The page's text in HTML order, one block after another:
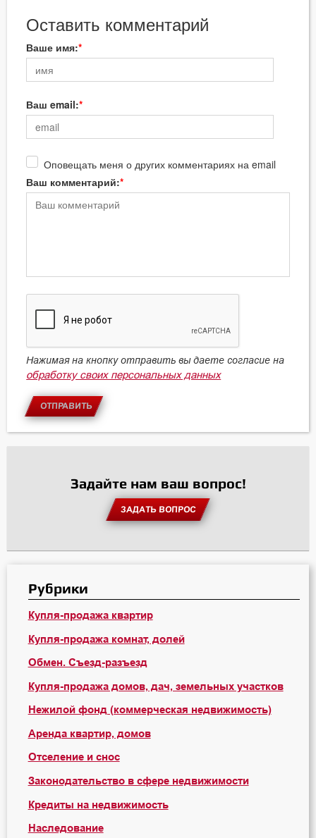
Оставить комментарий
Ваше имя:
Ваш email:
Оповещать меня о других комментариях на email
Ваш комментарий:
Нажимая на кнопку отправить вы даете согласие на
обработку своих персональных данных
ОТПРАВИТЬ
Задайте нам ваш вопрос!
ЗАДАТЬ ВОПРОС
Рубрики
Купля-продажа квартир
Купля-продажа комнат, долей
Обмен. Съезд-разъезд
Купля-продажа домов, дач, земельных участков
Нежилой фонд (коммерческая недвижимость)
Аренда квартир, домов
Отселение и снос
Законодательство в сфере недвижимости
Кредиты на недвижимость
Наследование